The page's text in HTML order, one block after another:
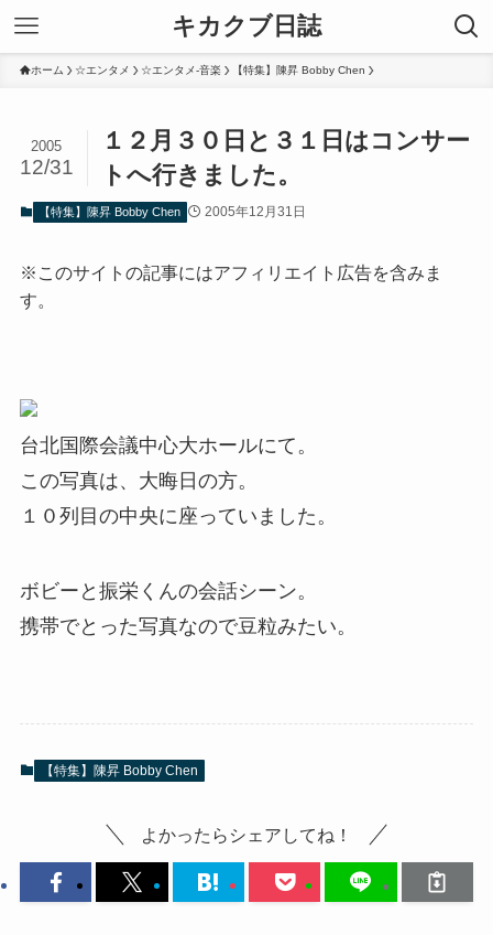
キカクブ日誌
ホーム ☆エンタメ ☆エンタメ-音楽 【特集】陳昇 Bobby Chen
１２月３０日と３１日はコンサー
トへ行きました。
2005
12/31
【特集】陳昇 Bobby Chen 2005年12月31日
※このサイトの記事にはアフィリエイト広告を含みま
す。
台北国際会議中心大ホールにて。
この写真は、大晦日の方。
１０列目の中央に座っていました。
ボビーと振栄くんの会話シーン。
携帯でとった写真なので豆粒みたい。
【特集】陳昇 Bobby Chen
よかったらシェアしてね！